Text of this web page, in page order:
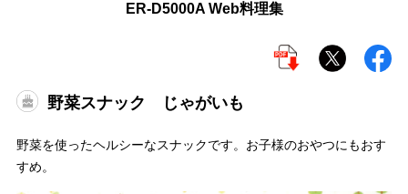
ER-D5000A Web料理集
野菜スナック じゃがいも
野菜を使ったヘルシーなスナックです。お子様のおやつにもおす
すめ。